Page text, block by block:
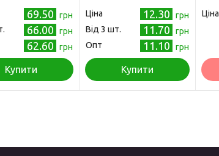
69.50
грн
66.00
грн
62.60 грн
Купити
Ціна 12.30
грн
Від 3 шт.
11.70
грн
Опт
11.10 грн
Купити
Ціна